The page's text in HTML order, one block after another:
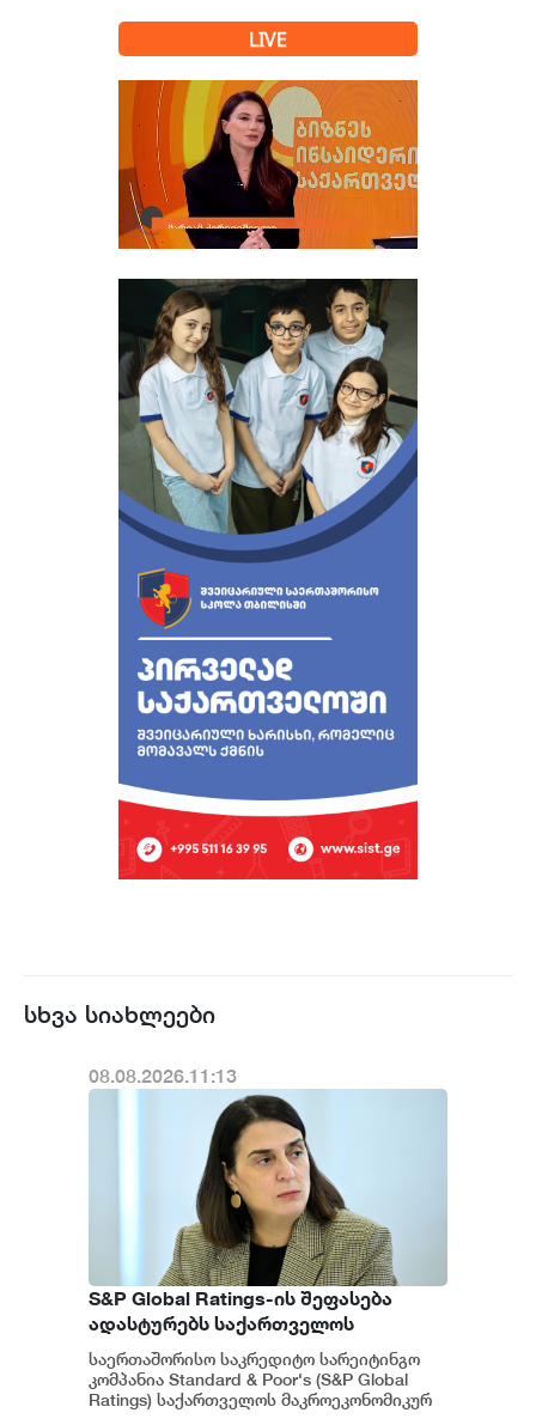
LIVE
სხვა სიახლეები
08.08.2026.11:13
S&P Global Ratings-ის შეფასება
ადასტურებს საქართველოს
ეკონომიკის მდგრადობასა და
ეროვნული ბანკის პოლიტიკის
ეფექტიანობას - ეკატერინე მიქაბაძე
საერთაშორისო საკრედიტო სარეიტინგო
კომპანია Standard & Poor's (S&P Global
Ratings) საქართველოს მაკროეკონომიკურ